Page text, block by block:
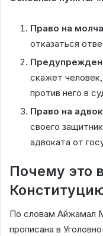
Право на
отказаться
скажет
против него в
Право на
своего
адвоката от
Почему это
По словам Айжамал
прописана в